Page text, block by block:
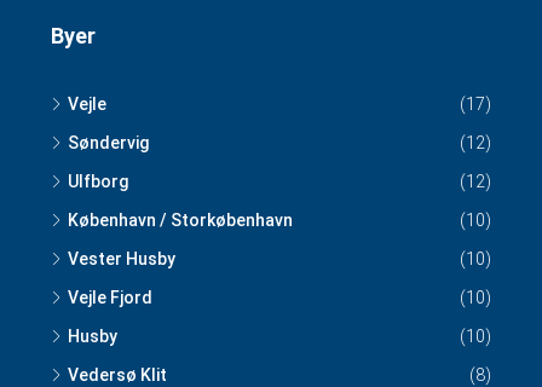
Byer
Vejle
(17)
Søndervig
(12)
Ulfborg
(12)
København / Storkøbenhavn
(10)
Vester Husby
(10)
Vejle Fjord
(10)
Husby
(10)
Vedersø Klit
(8)